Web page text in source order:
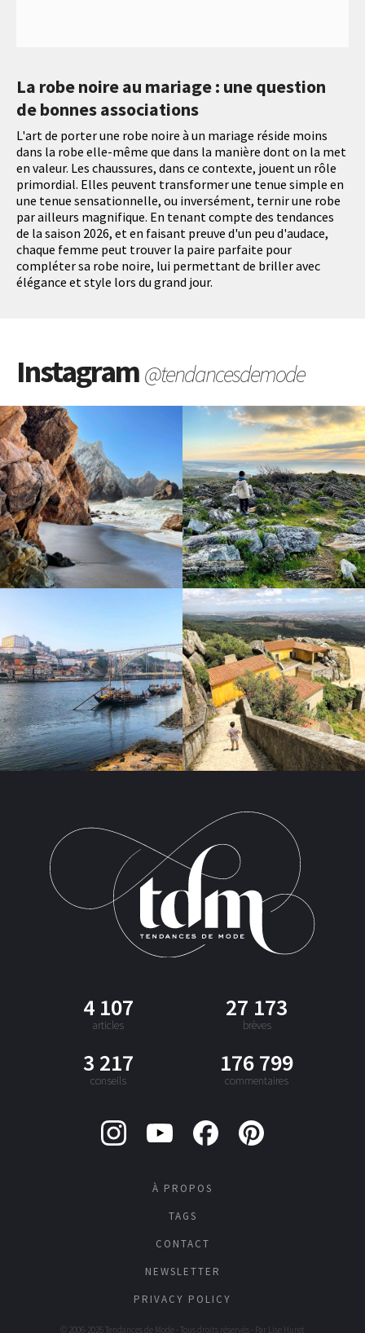
La robe noire au mariage : une question
de bonnes associations
L'art de porter une robe noire à un mariage réside moins
dans la robe elle-même que dans la manière dont on la met
en valeur. Les chaussures, dans ce contexte, jouent un rôle
primordial. Elles peuvent transformer une tenue simple en
une tenue sensationnelle, ou inversément, ternir une robe
par ailleurs magnifique. En tenant compte des tendances
de la saison 2026, et en faisant preuve d'un peu d'audace,
chaque femme peut trouver la paire parfaite pour
compléter sa robe noire, lui permettant de briller avec
élégance et style lors du grand jour.
Instagram@tendancesdemode
4 107
articles
27 173
brèves
3 217
conseils
176 799
commentaires
À PROPOS
TAGS
CONTACT
NEWSLETTER
PRIVACY POLICY
© 2006-2026 Tendances de Mode - Tous droits réservés - Par Lise Huret